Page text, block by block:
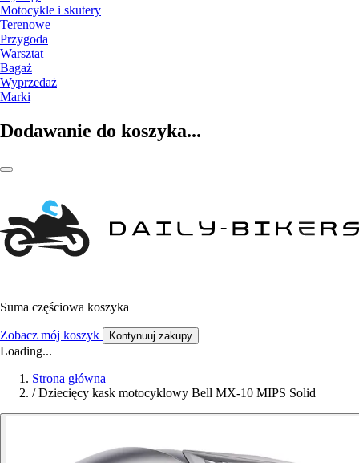
Motocykle i skutery
Terenowe
Przygoda
Warsztat
Bagaż
Wyprzedaż
Marki
Dodawanie do koszyka...
Suma częściowa koszyka
Zobacz mój koszyk Kontynuuj zakupy
Loading...
Strona główna
/ Dziecięcy kask motocyklowy Bell MX-10 MIPS Solid